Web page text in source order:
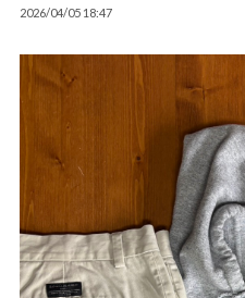
2026/04/05 18:47